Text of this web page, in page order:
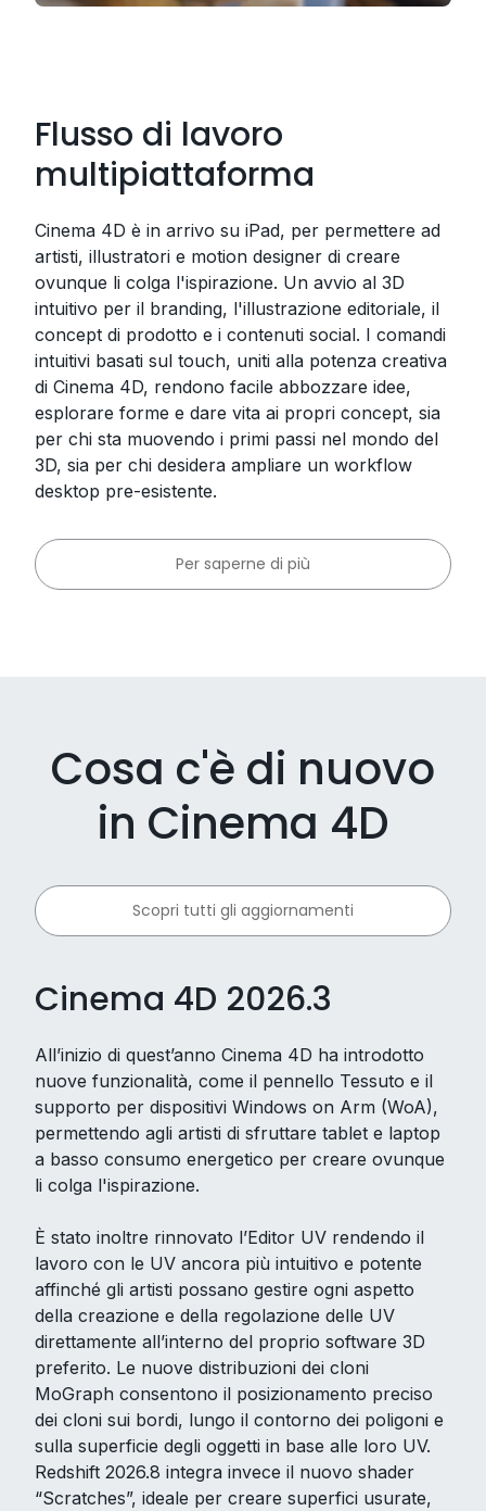
Flusso di lavoro
multipiattaforma
Cinema 4D è in arrivo su iPad, per permettere ad
artisti, illustratori e motion designer di creare
ovunque li colga l'ispirazione. Un avvio al 3D
intuitivo per il branding, l'illustrazione editoriale, il
concept di prodotto e i contenuti social. I comandi
intuitivi basati sul touch, uniti alla potenza creativa
di Cinema 4D, rendono facile abbozzare idee,
esplorare forme e dare vita ai propri concept, sia
per chi sta muovendo i primi passi nel mondo del
3D, sia per chi desidera ampliare un workflow
desktop pre-esistente.
Per saperne di più
Cosa c'è di nuovo
in Cinema 4D
Scopri tutti gli aggiornamenti
Cinema 4D 2026.3
All’inizio di quest’anno Cinema 4D ha introdotto
nuove funzionalità, come il pennello Tessuto e il
supporto per dispositivi Windows on Arm (WoA),
permettendo agli artisti di sfruttare tablet e laptop
a basso consumo energetico per creare ovunque
li colga l'ispirazione.
È stato inoltre rinnovato l’Editor UV rendendo il
lavoro con le UV ancora più intuitivo e potente
affinché gli artisti possano gestire ogni aspetto
della creazione e della regolazione delle UV
direttamente all’interno del proprio software 3D
preferito. Le nuove distribuzioni dei cloni
MoGraph consentono il posizionamento preciso
dei cloni sui bordi, lungo il contorno dei poligoni e
sulla superficie degli oggetti in base alle loro UV.
Redshift 2026.8 integra invece il nuovo shader
“Scratches”, ideale per creare superfici usurate,